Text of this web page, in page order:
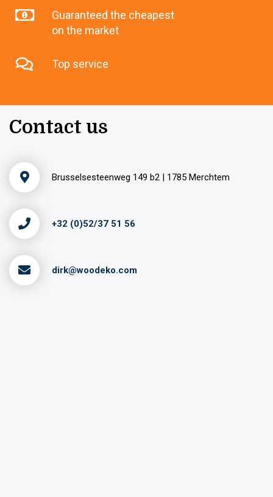
Guaranteed the cheapest
on the market
Top service
Contact us
Brusselsesteenweg 149 b2 | 1785 Merchtem
+32 (0)52/37 51 56
dirk@woodeko.com